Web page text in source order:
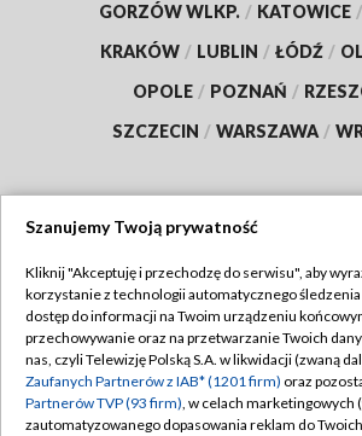
GORZÓW WLKP. / KATOWICE /
KRAKÓW / LUBLIN / ŁÓDŹ /
OPOLE / POZNAŃ /
SZCZECIN / WARSZAWA /
TVP
Abonament TVP
Emisja w TVP
Centrum informacji TVP
Regulamin TVP
Polityka
Moje zgody
Szanujemy Twoją prywatność
Kliknij "Akceptuję i przechodzę do serwisu", aby
korzystanie z technologii automatycznego śledzenia
dostęp do informacji na Twoim urządzeniu
przechowywanie oraz na przetwarzanie Twoich
nas, czyli Telewizję Polską S.A. w likwidacji (zwaną
Zaufanych Partnerów z IAB* (1201 firm) oraz
Partnerów TVP (93 firm), w celach marketingowych
zautomatyzowanego dopasowania reklam do